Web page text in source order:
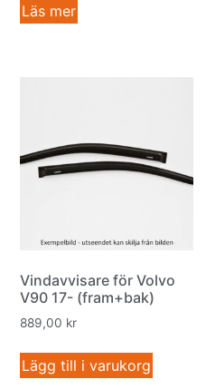
Läs mer
Vindavvisare för Volvo
V90 17- (fram+bak)
889,00 kr
Lägg till i varukorg